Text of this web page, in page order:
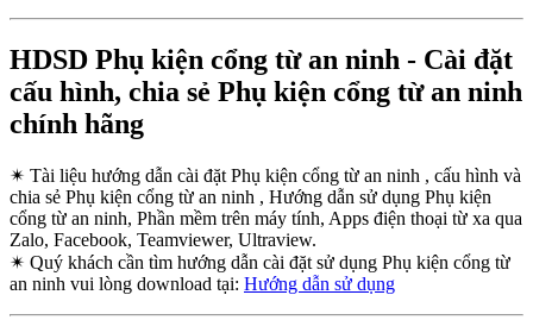
HDSD Phụ kiện cổng từ an ninh - Cài đặt
cấu hình, chia sẻ Phụ kiện cổng từ an ninh
chính hãng
✴ Tài liệu hướng dẫn cài đặt Phụ kiện cổng từ an ninh , cấu hình và
chia sẻ Phụ kiện cổng từ an ninh , Hướng dẫn sử dụng Phụ kiện
cổng từ an ninh, Phần mềm trên máy tính, Apps điện thoại từ xa qua
Zalo, Facebook, Teamviewer, Ultraview.
✴ Quý khách cần tìm hướng dẫn cài đặt sử dụng Phụ kiện cổng từ
an ninh vui lòng download tại: Hướng dẫn sử dụng